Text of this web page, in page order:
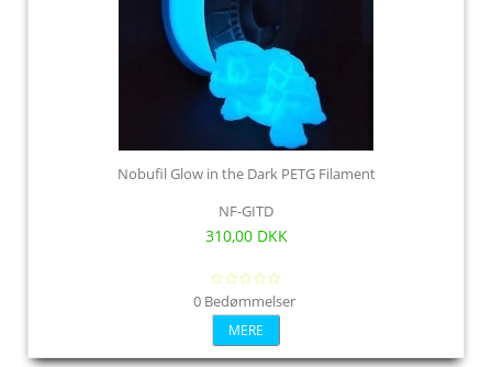
Nobufil Glow in the Dark PETG Filament
NF-GITD
310,00 DKK
0 Bedømmelser
MERE